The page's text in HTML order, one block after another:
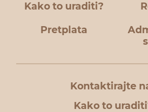
Kako to uraditi?
Pretplata
Kontaktirajte
Kako to